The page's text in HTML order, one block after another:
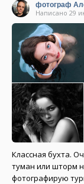
фотограф
Написано 29
Классная бухта.
туман или шторм
фотографирую